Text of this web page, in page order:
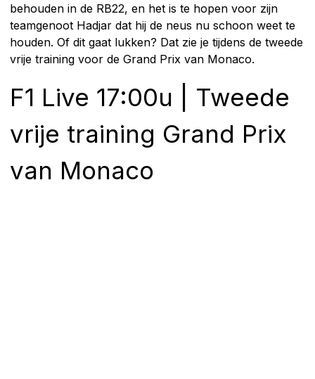
behouden in de RB22, en het is te hopen voor zijn
teamgenoot Hadjar dat hij de neus nu schoon weet te
houden. Of dit gaat lukken? Dat zie je tijdens de tweede
vrije training voor de Grand Prix van Monaco.
F1 Live 17:00u | Tweede
vrije training Grand Prix
van Monaco